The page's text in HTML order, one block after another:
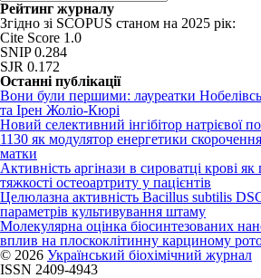
Рейтинг журналу
Згідно зі SCOPUS станом на 2025 рік:
Cite Score 1.0
SNIP 0.284
SJR 0.172
Останні публікації
Вони були першими: лауреатки
та Ірен Жоліо-Кюрі
Новий cелективний інгібітор натрієвої
1130 як модулятор енергетики
матки
Активність аргінази в сироватці крові
тяжкості остеоартриту у пацієнтів
Целюлазна активність Bacillus subtilis
параметрів культивування штаму
Молекулярна оцінка біосинтезованих
вплив на плоскоклітинну карциному
© 2026 Український біохімічний журнал
ISSN 2409-4943